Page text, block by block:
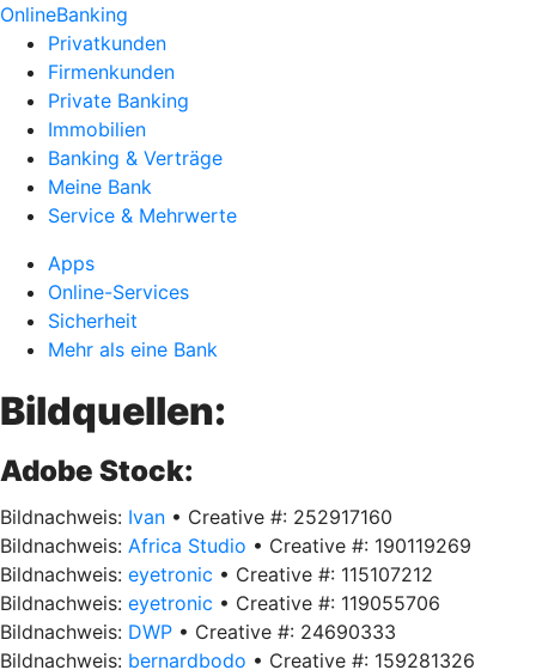
OnlineBanking
Privatkunden
Firmenkunden
Private Banking
Immobilien
Banking & Verträge
Meine Bank
Service & Mehrwerte
Apps
Online-Services
Sicherheit
Mehr als eine Bank
Bildquellen:
Adobe Stock:
Bildnachweis: Ivan • Creative #: 252917160
Bildnachweis: Africa Studio • Creative #: 190119269
Bildnachweis: eyetronic • Creative #: 115107212
Bildnachweis: eyetronic • Creative #: 119055706
Bildnachweis: DWP • Creative #: 24690333
Bildnachweis: bernardbodo • Creative #: 159281326